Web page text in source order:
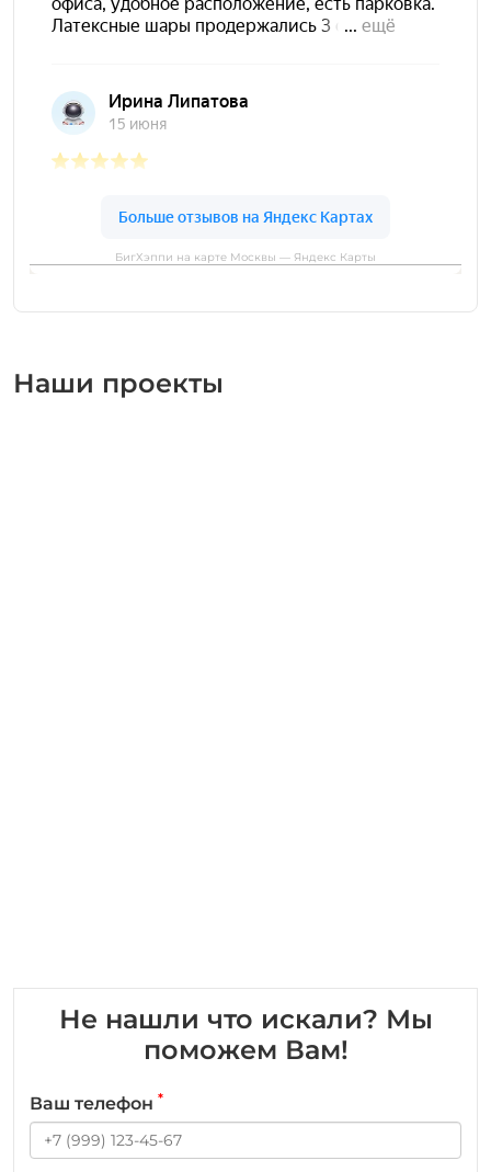
БигХэппи на карте Москвы — Яндекс Карты
Наши проекты
Не нашли что искали? Мы
поможем Вам!
Ваш телефон *